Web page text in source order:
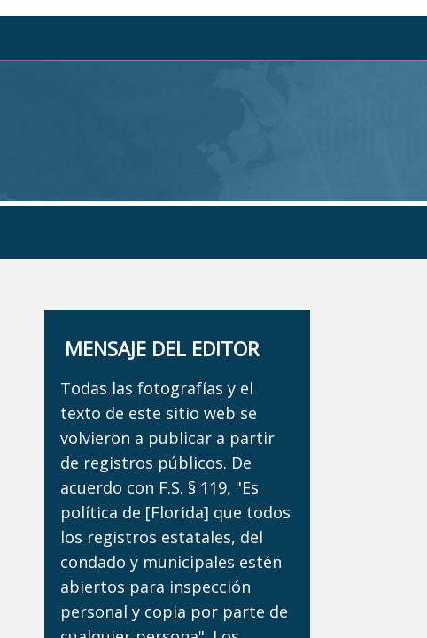
MENSAJE DEL EDITOR
Todas las fotografías y el
texto de este sitio web se
volvieron a publicar a partir
de registros públicos. De
acuerdo con F.S. § 119, "Es
política de [Florida] que todos
los registros estatales, del
condado y municipales estén
abiertos para inspección
personal y copia por parte de